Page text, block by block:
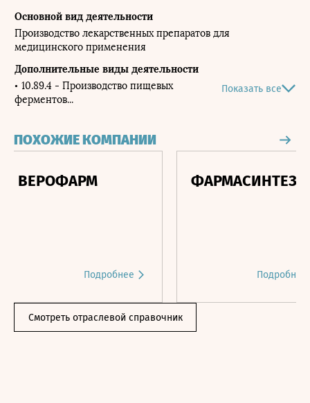
ОКПО 43439835
ОКАТО 41212558000
ОКТМО 41612158051
ОКОГУ 4210011
ОКФС 34
Основной вид деятельности
Производство лекарственных препаратов для
медицинского применения
Дополнительные виды деятельности
10.89.4 - Производство пищевых
ферментов
Показать все
ПОХОЖИЕ КОМПАНИИ
ФАРМАСИНТЕЗ
Смотреть отраслевой справочник